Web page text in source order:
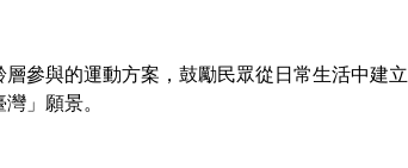
參與的運動方案，鼓勵民眾從日常生活中建立
」願景。